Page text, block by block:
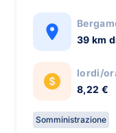
39 km
lordi/
8,22 €
Somministrazione